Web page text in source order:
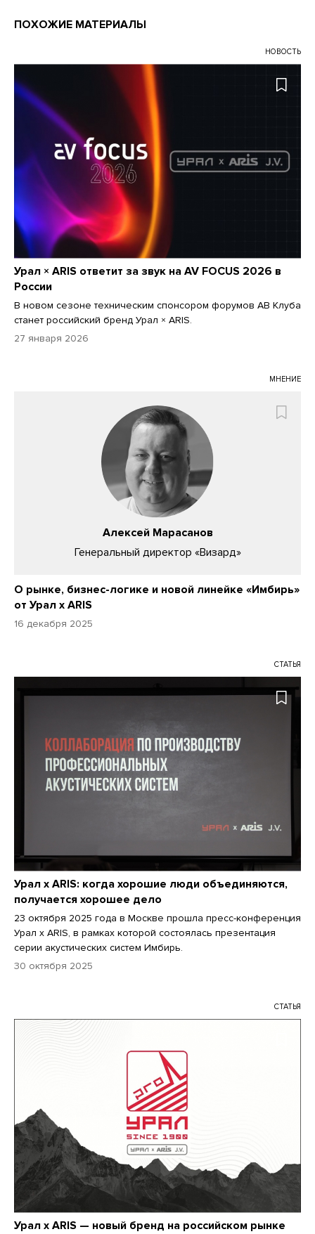
ПОХОЖИЕ МАТЕРИАЛЫ
НОВОСТЬ
Урал × ARIS ответит за звук на AV FOCUS 2026 в
России
В новом сезоне техническим спонсором форумов АВ Клуба
станет российский бренд Урал × ARIS.
27 января 2026
МНЕНИЕ
Алексей Марасанов
Генеральный директор «Визард»
О рынке, бизнес-логике и новой линейке «Имбирь»
от Урал х ARIS
16 декабря 2025
СТАТЬЯ
Урал x ARIS: когда хорошие люди объединяются,
получается хорошее дело
23 октября 2025 года в Москве прошла пресс-конференция
Урал x ARIS, в рамках которой состоялась презентация
серии акустических систем Имбирь.
30 октября 2025
СТАТЬЯ
Урал x ARIS — новый бренд на российском рынке